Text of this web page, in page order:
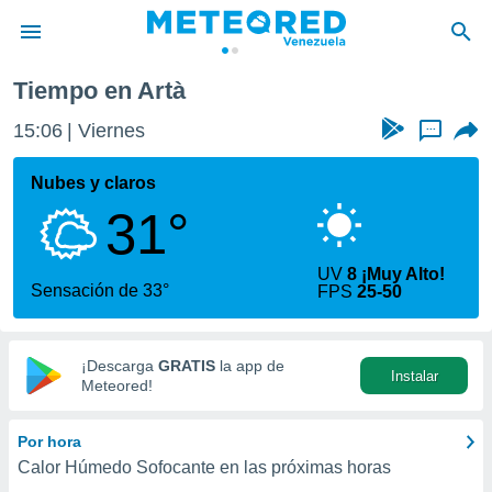
de
ha
calidad.
a este
las
y
digital
basada
Tiempo en Artà
15:06 Viernes ...
Nubes y claros
31°
Sensación de 33°
UV8 ¡Muy Alto!
FPS25-50
¡Descarga GRATIS la app de
Meteored!
Instalar
Por hora
Calor Húmedo Sofocante en las próximas horas